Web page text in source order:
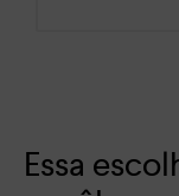
Essa